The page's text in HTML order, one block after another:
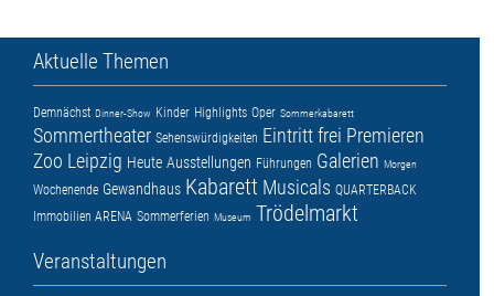
Aktuelle Themen
Demnächst Dinner-Show Kinder Highlights Oper Sommerkabarett
Sommertheater Sehenswürdigkeiten Eintritt frei Premieren
Zoo Leipzig Heute Ausstellungen Führungen Galerien Morgen
Wochenende Gewandhaus Kabarett Musicals QUARTERBACK
Immobilien ARENA Sommerferien Museum Trödelmarkt
Veranstaltungen